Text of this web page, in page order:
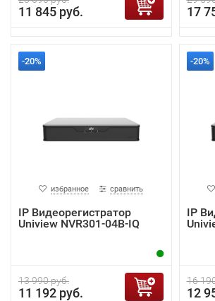
11 845 руб. 17
-20%
избранное сравнить
IP Видеорегистратор
Uniview NVR301-04B-IQ
13 990 руб.
11 192 руб.
-20%
IP
16
12